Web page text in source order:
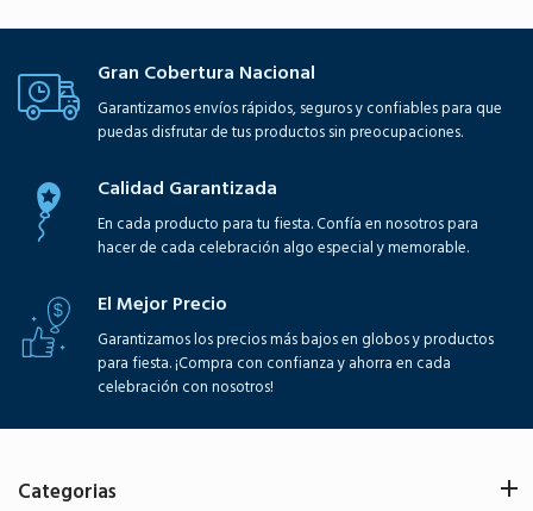
Gran Cobertura Nacional
Garantizamos envíos rápidos, seguros y confiables para que
puedas disfrutar de tus productos sin preocupaciones.
Calidad Garantizada
En cada producto para tu fiesta. Confía en nosotros para
hacer de cada celebración algo especial y memorable.
El Mejor Precio
Garantizamos los precios más bajos en globos y productos
para fiesta. ¡Compra con confianza y ahorra en cada
celebración con nosotros!
Categorias